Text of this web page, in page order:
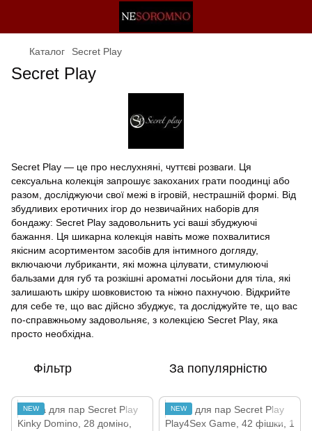
Каталог Secret Play
Secret Play
Secret Play — це про неслухняні, чуттєві розваги. Ця
сексуальна колекція запрошує закоханих грати поодинці або
разом, досліджуючи свої межі в ігровій, нестрашній формі. Від
збудливих еротичних ігор до незвичайних наборів для
бондажу: Secret Play задовольнить усі ваші збуджуючі
бажання. Ця шикарна колекція навіть може похвалитися
якісним асортиментом засобів для інтимного догляду,
включаючи лубриканти, які можна цілувати, стимулюючі
бальзами для губ та розкішні ароматні лосьйони для тіла, які
залишають шкіру шовковистою та ніжно пахнучою. Відкрийте
для себе те, що вас дійсно збуджує, та досліджуйте те, що вас
по-справжньому задовольняє, з колекцією Secret Play, яка
просто необхідна.
Фільтр За популярністю
NEW NEW